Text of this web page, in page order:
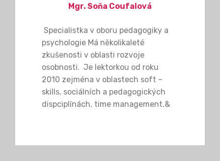
Mgr. Soňa Coufalová
Specialistka v oboru pedagogiky a
psychologie Má několikaleté
zkušenosti v oblasti rozvoje
osobnosti. Je lektorkou od roku
2010 zejména v oblastech soft –
skills, sociálních a pedagogických
dispciplínách, time management.&